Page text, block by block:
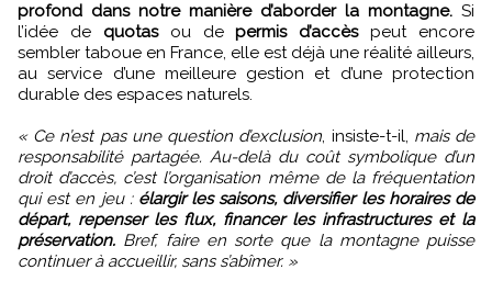
profond dans notre manière d’aborder la montagne. Si
l’idée de quotasou depermis d’accèspeut encore
sembler taboue en France, elle est déjà une réalité ailleurs,
au service d’une meilleure gestion et d’une protection
durable des espaces naturels.
« Ce n’est pas une question d’exclusion, insiste-t-il, mais de
responsabilité partagée. Au-delà du coût symbolique d’un
droit d’accès, c’est l’organisation même de la fréquentation
qui est en jeu : élargir les saisons, diversifier les horaires de
départ, repenser les flux, financer les infrastructures et la
préservation. Bref, faire en sorte que la montagne puisse
continuer à accueillir, sans s’abîmer. »